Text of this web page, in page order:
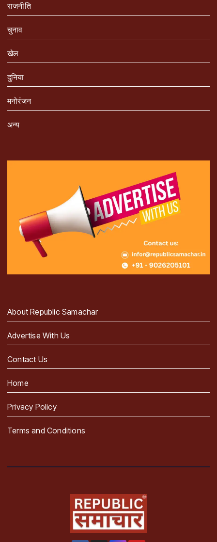
राजनीति
चुनाव
खेल
दुनिया
मनोरंजन
अन्य
About Republic Samachar
Advertise With Us
Contact Us
Home
Privacy Policy
Terms and Conditions